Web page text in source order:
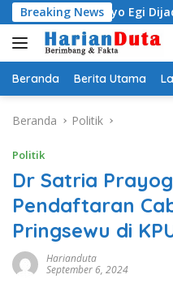
Langsung
ke
konten
Breaking News
Egi Dijadwalkan
Beranda Berita Utama
Beranda Politik
Politik
Dr Satria
Pendaftaran
Pringsewu di
Harianduta
September 6, 2024